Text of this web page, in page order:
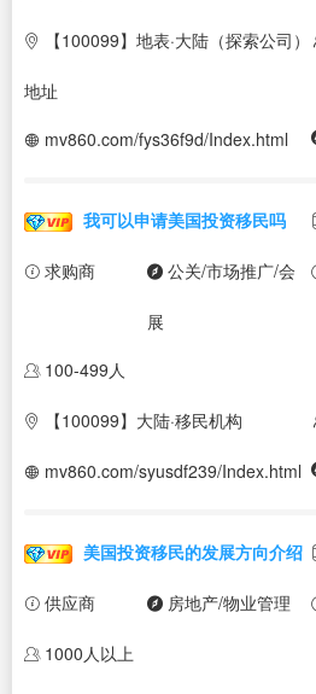
【100099】地表·大陆（探索公司）
地址
mv860.com/fys36f9d/Index.html
我可以申请美国投资移民吗
求购商 公关/市场推广/会
展
100-499人
【100099】大陆·移民机构
mv860.com/syusdf239/Index.html
美国投资移民的发展方向介绍
供应商 房地产/物业管理
1000人以上